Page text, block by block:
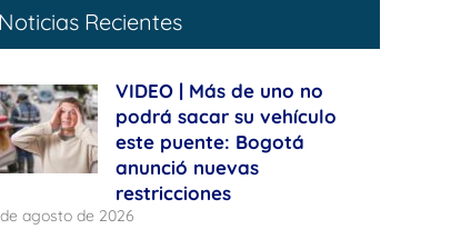
Noticias Recientes
VIDEO | Más de uno no
podrá sacar su vehículo
este puente: Bogotá
anunció nuevas
restricciones
agosto de 2026